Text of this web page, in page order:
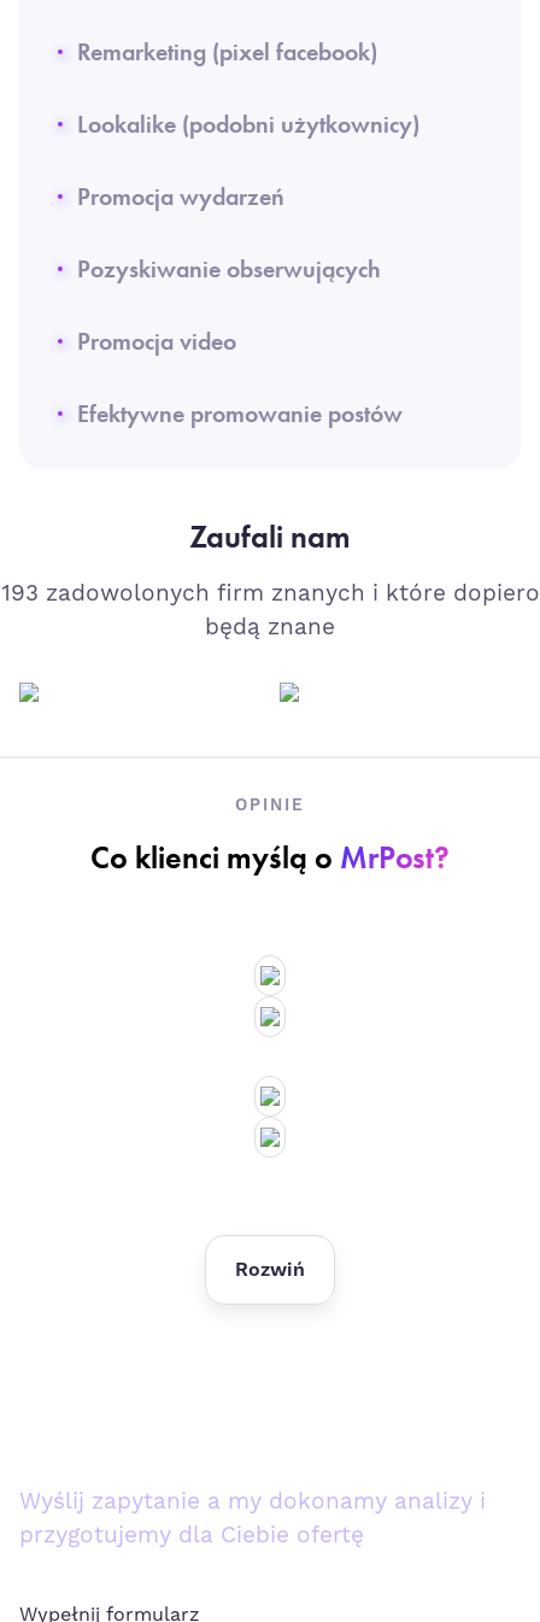
Remarketing (pixel facebook)
Lookalike (podobni użytkownicy)
Promocja wydarzeń
Pozyskiwanie obserwujących
Promocja video
Efektywne promowanie postów
Zaufali nam
193 zadowolonych firm znanych i które dopiero
będą znane
OPINIE
Co klienci myślą o MrPost?
Rozwiń
Wyślij zapytanie a my dokonamy analizy i
przygotujemy dla Ciebie ofertę
Wypełnij formularz